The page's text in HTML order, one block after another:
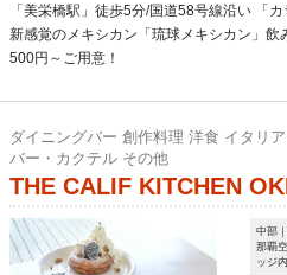
「美栄橋駅」徒歩5分/国道58号線沿い 「
新感覚のメキシカン「琉球メキシカン」
500円～ご用意！
ダイニングバー 創作料理 洋食 イタリ
バー・カクテル その他
THE CALIF KITCHEN
中部
那覇
ッジ